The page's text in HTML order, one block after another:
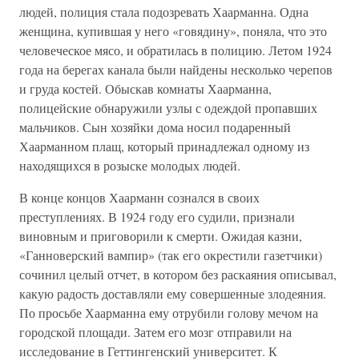
людей, полиция стала подозревать Хаарманна. Одна
женщина, купившая у него «говядину», поняла, что это
человеческое мясо, и обратилась в полицию. Летом 1924
года на берегах канала были найдены несколько черепов
и груда костей. Обыскав комнаты Хаарманна,
полицейские обнаружили узлы с одеждой пропавших
мальчиков. Сын хозяйки дома носил подаренный
Хаарманном плащ, который принадлежал одному из
находящихся в розыске молодых людей.
В конце концов Хаарманн сознался в своих
преступлениях. В 1924 году его судили, признали
виновным и приговорили к смерти. Ожидая казни,
«Ганноверский вампир» (так его окрестили газетчики)
сочинил целый отчет, в котором без раскаяния описывал,
какую радость доставляли ему совершенные злодеяния.
По просьбе Хаарманна ему отрубили голову мечом на
городской площади. Затем его мозг отправили на
исследование в Геттингенский университет. К